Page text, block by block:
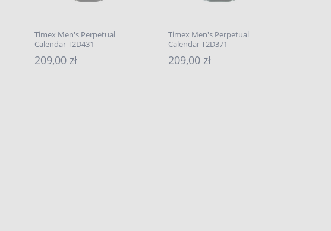
Timex Men's Perpetual
Calendar T2D431
209,00 zł
Timex Men's Perpetual
Calendar T2D371
209,00 zł